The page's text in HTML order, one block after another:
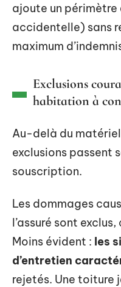
ajoute un périmètre
accidentelle) sans
maximum
Exclusions
habitation à
Au-delà du
exclusions passent
souscription.
Les dommages
l’assuré sont
Moins évident : les
d’entretien
rejetés. Une toiture